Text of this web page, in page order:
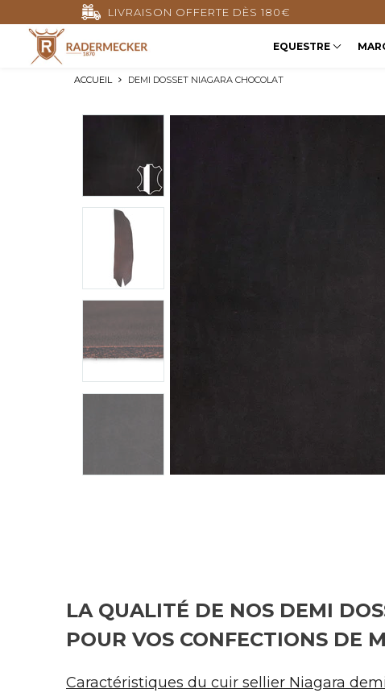
LIVRAISON OFFERTE DÈS 180€
EQUESTRE
ACCUEIL DEMI DOSSET NIAGARA CHOCOLAT
LA QUALITÉ DE NOS DEMI
POUR VOS CONFECTIONS DE
Caractéristiques du cuir sellier Niagara